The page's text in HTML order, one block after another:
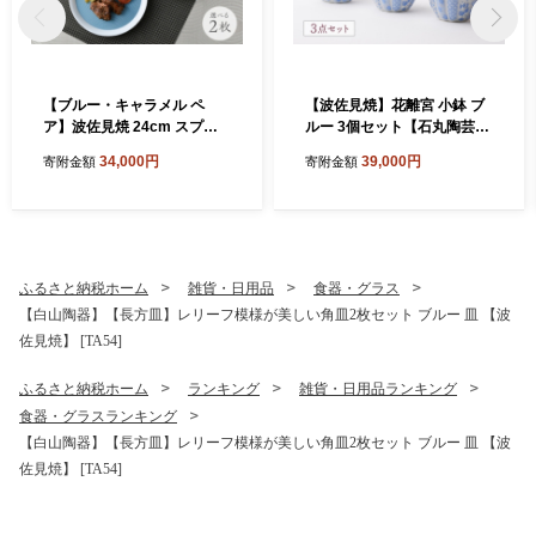
【ブルー・キャラメル ペ
ア】波佐見焼 24cm スプレ
55]
寄附金額 34,000円
【波佐見焼】花離宮 小鉢 ブ
ルー 3個セット【石丸陶芸】
寄附金額 39,000円
ふるさと納税ホーム 雑貨・日用品
食器・グラス
【白山陶器】【長方皿】レリーフ模様が美しい角皿2枚セット ブルー 皿 【波
佐見焼】 [TA54]
ふるさと納税ホーム ランキング
雑貨・日用品ランキング
食器・グラスランキング
【白山陶器】【長方皿】レリーフ模様が美しい角皿2枚セット ブルー 皿 【波
佐見焼】 [TA54]